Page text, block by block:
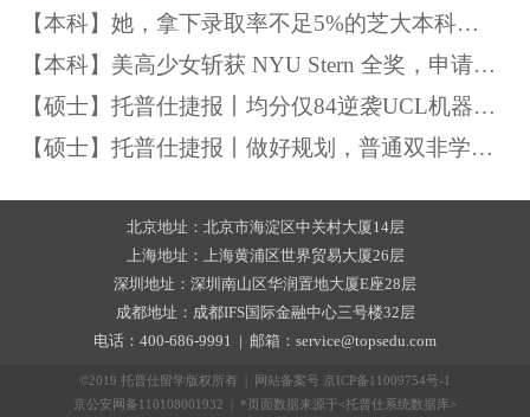
【本科】她，拿下录取率不足5%的芝大本科
Offer！独一无二的特质如此“养成”~
【本科】美高少女斩获 NYU Stern 全奖，申请季
精准规划圆梦顶尖商学院
【硕士】托普仕捷报丨均分仅84逆袭UCL机器学
习
【硕士】托普仕捷报丨做好规划，普通双非学生
北京地址：北京市海淀区中关村大厦14层
上海地址：上海黄浦区世界贸易大厦26层
深圳地址：深圳南山区华润置地大厦E座28层
成都地址：成都IFS国际金融中心三号楼32层
电话：400-686-9991 | 邮箱：service@topsedu.com
©2019 托普仕留学版权所有 | 网站备案号 京ICP备11009754号-1
京公安网备110108001932 | *页面数据来源于<托普仕系统数据库>